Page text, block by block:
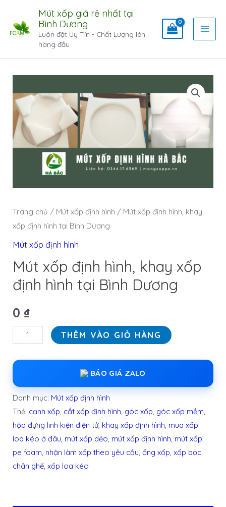
Mút xốp giá rẻ nhất tại
Bình Dương
Luôn đặt Uy Tín - Chất Lượng lên
hàng đầu
Trang chủ / Mút xốp định hình / Mút xốp định hình, khay
xốp định hình tại Bình Dương
Mút xốp định hình
Mút xốp định hình, khay xốp
định hình tại Bình Dương
0 ₫
THÊM VÀO GIỎ HÀNG
BÁO GIÁ ZALO
Danh mục: Mút xốp định hình
Thẻ: cạnh xốp, cắt xốp định hình, góc xốp, góc xốp mềm,
hộp đựng linh kiện điện tử, khay xốp định hình, mua xốp
loa kéo ở đâu, mút xốp dẻo, mút xốp định hình, mút xốp
pe foam, nhận làm xốp theo yêu cầu,ống xốp,xốp bọc
chân ghế,xốp loa kéo